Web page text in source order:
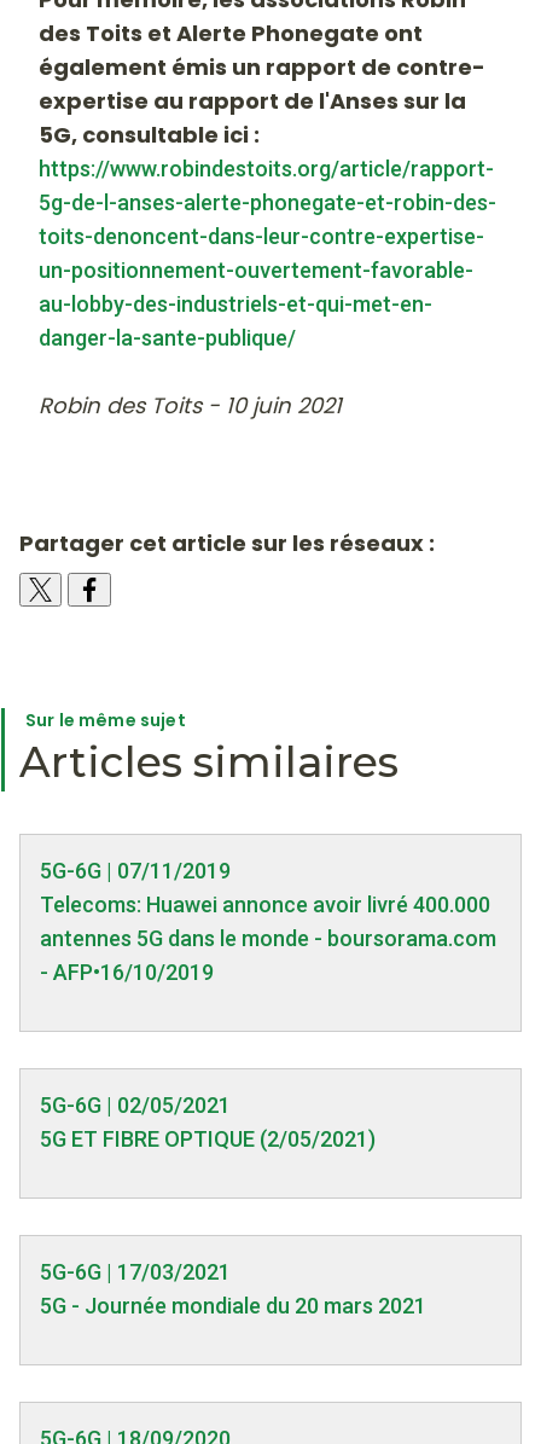
des Toits et Alerte Phonegate ont
également émis un rapport de contre-
expertise au rapport de l'Anses sur la
5G, consultable ici :
https://www.robindestoits.org/article/rapport-
5g-de-l-anses-alerte-phonegate-et-robin-des-
toits-denoncent-dans-leur-contre-expertise-
un-positionnement-ouvertement-favorable-
au-lobby-des-industriels-et-qui-met-en-
danger-la-sante-publique/
Robin des Toits - 10 juin 2021
Partager cet article sur les réseaux :
Sur le même sujet
Articles similaires
5G-6G | 07/11/2019
Telecoms: Huawei annonce avoir livré 400.000
antennes 5G dans le monde - boursorama.com
- AFP•16/10/2019
5G-6G | 02/05/2021
5G ET FIBRE OPTIQUE (2/05/2021)
5G-6G | 17/03/2021
5G - Journée mondiale du 20 mars 2021
5G-6G | 18/09/2020